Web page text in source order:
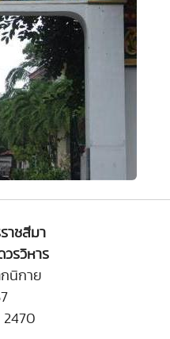
าชสีมา
รวิหาร
นิกาย